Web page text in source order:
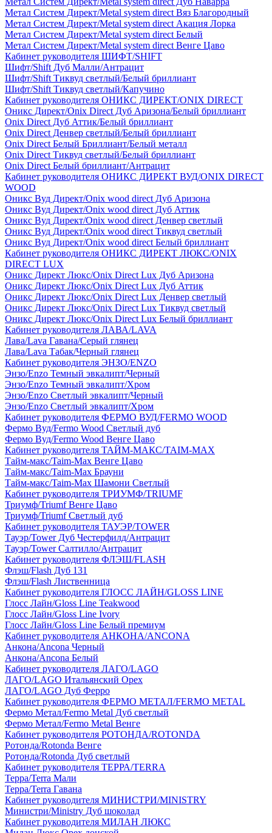
Метал Систем Директ/Metal system direct Вяз Благородный
Метал Систем Директ/Metal system direct Акация Лорка
Метал Систем Директ/Metal system direct Белый
Метал Систем Директ/Metal system direct Венге Цаво
Кабинет руководителя ШИФТ/SHIFT
Шифт/Shift Дуб Малли/Антрацит
Шифт/Shift Тиквуд светлый/Белый бриллиант
Шифт/Shift Тиквуд светлый/Капучино
Кабинет руководителя ОНИКС ДИРЕКТ/ONIX DIRECT
Оникс Директ/Onix Direct Дуб Аризона/Белый бриллиант
Onix Direct Дуб Аттик/Белый бриллиант
Onix Direct Денвер светлый/Белый бриллиант
Onix Direct Белый Бриллиант/Белый металл
Onix Direct Тиквуд светлый/Белый бриллиант
Onix Direct Белый бриллиант/Антрацит
Кабинет руководителя ОНИКС ДИРЕКТ ВУД/ONIX DIRECT
WOOD
Оникс Вуд Директ/Onix wood direct Дуб Аризона
Оникс Вуд Директ/Onix wood direct Дуб Аттик
Оникс Вуд Директ/Onix wood direct Денвер светлый
Оникс Вуд Директ/Onix wood direct Тиквуд светлый
Оникс Вуд Директ/Onix wood direct Белый бриллиант
Кабинет руководителя ОНИКС ДИРЕКТ ЛЮКС/ONIX
DIRECT LUX
Оникс Директ Люкс/Onix Direct Lux Дуб Аризона
Оникс Директ Люкс/Onix Direct Lux Дуб Аттик
Оникс Директ Люкс/Onix Direct Lux Денвер светлый
Оникс Директ Люкс/Onix Direct Lux Тиквуд светлый
Оникс Директ Люкс/Onix Direct Lux Белый бриллиант
Кабинет руководителя ЛАВА/LAVA
Лава/Lava Гавана/Серый глянец
Лава/Lava Табак/Черный глянец
Кабинет руководителя ЭНЗО/ENZO
Энзо/Enzo Темный эвкалипт/Черный
Энзо/Enzo Темный эвкалипт/Хром
Энзо/Enzo Светлый эвкалипт/Черный
Энзо/Enzo Светлый эвкалипт/Хром
Кабинет руководителя ФЕРМО ВУД/FERMO WOOD
Фермо Вуд/Fermo Wood Светлый дуб
Фермо Вуд/Fermo Wood Венге Цаво
Кабинет руководителя ТАЙМ-МАКС/TAIM-MAX
Тайм-макс/Taim-Max Венге Цаво
Тайм-макс/Taim-Max Брауни
Тайм-макс/Taim-Max Шамони Светлый
Кабинет руководителя ТРИУМФ/TRIUMF
Триумф/Triumf Венге Цаво
Триумф/Triumf Светлый дуб
Кабинет руководителя ТАУЭР/TOWER
Тауэр/Tower Дуб Честерфилд/Антрацит
Тауэр/Tower Салтилло/Антрацит
Кабинет руководителя ФЛЭШ/FLASH
Флэш/Flash Дуб 131
Флэш/Flash Лиственница
Кабинет руководителя ГЛОСС ЛАЙН/GLOSS LINE
Глосс Лайн/Gloss Line Teakwood
Глосс Лайн/Gloss Line Ivory
Глосс Лайн/Gloss Line Белый премиум
Кабинет руководителя АНКОНА/ANCONA
Анкона/Ancona Черный
Анкона/Ancona Белый
Кабинет руководителя ЛАГО/LAGO
ЛАГО/LAGO Итальянский Орех
ЛАГО/LAGO Дуб Ферро
Кабинет руководителя ФЕРМО МЕТАЛ/FERMO METAL
Фермо Метал/Fermo Metal Дуб светлый
Фермо Метал/Fermo Metal Венге
Кабинет руководителя РОТОНДА/ROTONDA
Ротонда/Rotonda Венге
Ротонда/Rotonda Дуб светлый
Кабинет руководителя ТЕРРА/TERRA
Терра/Terra Мали
Терра/Terra Гавана
Кабинет руководителя МИНИСТРИ/MINISTRY
Министри/Ministry Дуб шоколад
Кабинет руководителя МИЛАН ЛЮКС